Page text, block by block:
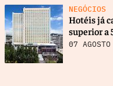
NEGÓCIOS
Hotéis já
superior a
07